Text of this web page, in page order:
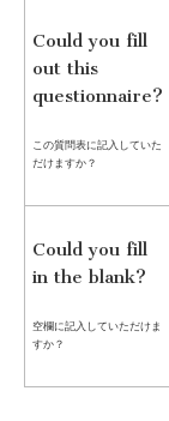
Could you fill
out this
questionnaire?
この質問表に記入していた
だけますか？
Could you fill
in the blank?
空欄に記入していただけま
すか？